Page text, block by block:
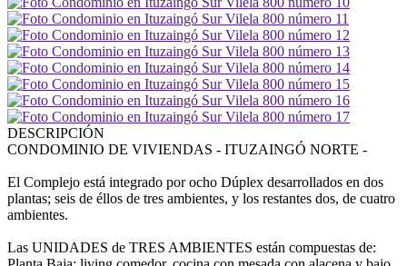
DESCRIPCIÓN
CONDOMINIO DE VIVIENDAS - ITUZAINGÓ NORTE -
El Complejo está integrado por ocho Dúplex desarrollados en dos
plantas; seis de éllos de tres ambientes, y los restantes dos, de cuatro
ambientes.
Las UNIDADES de TRES AMBIENTES están compuestas de: